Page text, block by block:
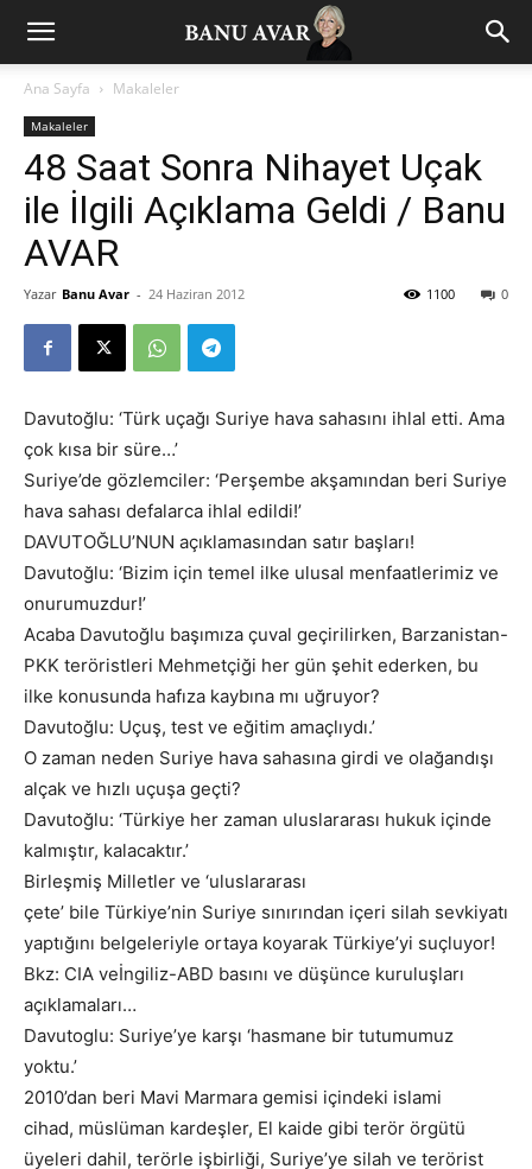
Ana Sayfa Makaleler
Makaleler
48 Saat Sonra Nihayet Uçak
ile İlgili Açıklama Geldi / Banu
AVAR
Yazar Banu Avar - 24 Haziran 2012 0
1100
Davutoğlu: ‘Türk uçağı Suriye hava sahasını ihlal etti. Ama
çok kısa bir süre…’
Suriye’de gözlemciler: ‘Perşembe akşamından beri Suriye
hava sahası defalarca ihlal edildi!’
DAVUTOĞLU’NUN açıklamasından satır başları!
Davutoğlu: ‘Bizim için temel ilke ulusal menfaatlerimiz ve
onurumuzdur!’
Acaba Davutoğlu başımıza çuval geçirilirken, Barzanistan-
PKK teröristleri Mehmetçiği her gün şehit ederken, bu
ilke konusunda hafıza kaybına mı uğruyor?
Davutoğlu: Uçuş, test ve eğitim amaçlıydı.’
O zaman neden Suriye hava sahasına girdi ve olağandışı
alçak ve hızlı uçuşa geçti?
Davutoğlu: ‘Türkiye her zaman uluslararası hukuk içinde
kalmıştır, kalacaktır.’
Birleşmiş Milletler ve ‘uluslararası
çete’ bile Türkiye’nin Suriye sınırından içeri silah sevkiyatı
yaptığını belgeleriyle ortaya koyarak Türkiye’yi suçluyor!
Bkz: CIA veİngiliz-ABD basını ve düşünce kuruluşları
açıklamaları…
Davutoglu: Suriye’ye karşı ‘hasmane bir tutumumuz
yoktu.’
2010’dan beri Mavi Marmara gemisi içindeki islami
cihad, müslüman kardeşler, El kaide gibi terör örgütü
üyeleri dahil, terörle işbirliği, Suriye’ye silah ve terörist